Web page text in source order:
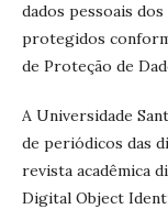
dados pessoais
protegidos
de Proteção de
A Universidade
de periódicos das
revista acadêmica
Digital Object